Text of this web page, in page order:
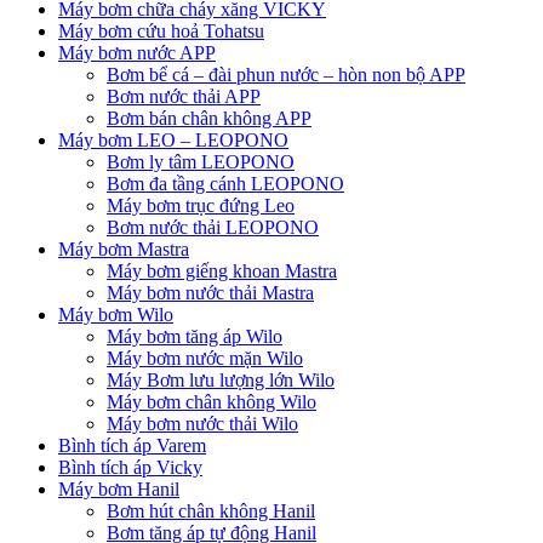
Máy bơm chữa cháy xăng VICKY
Máy bơm cứu hoả Tohatsu
Máy bơm nước APP
Bơm bể cá – đài phun nước – hòn non bộ APP
Bơm nước thải APP
Bơm bán chân không APP
Máy bơm LEO – LEOPONO
Bơm ly tâm LEOPONO
Bơm đa tầng cánh LEOPONO
Máy bơm trục đứng Leo
Bơm nước thải LEOPONO
Máy bơm Mastra
Máy bơm giếng khoan Mastra
Máy bơm nước thải Mastra
Máy bơm Wilo
Máy bơm tăng áp Wilo
Máy bơm nước mặn Wilo
Máy Bơm lưu lượng lớn Wilo
Máy bơm chân không Wilo
Máy bơm nước thải Wilo
Bình tích áp Varem
Bình tích áp Vicky
Máy bơm Hanil
Bơm hút chân không Hanil
Bơm tăng áp tự động Hanil